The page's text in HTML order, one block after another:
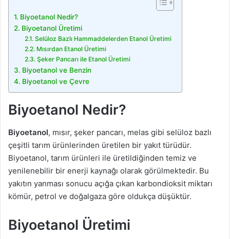
Biyoetanol Nedir?
Biyoetanol Üretimi
Selüloz Bazlı Hammaddelerden Etanol Üretimi
Mısırdan Etanol Üretimi
Şeker Pancarı ile Etanol Üretimi
Biyoetanol ve Benzin
Biyoetanol ve Çevre
Biyoetanol Nedir?
Biyoetanol, mısır, şeker pancarı, melas gibi selüloz bazlı
çeşitli tarım ürünlerinden üretilen bir yakıt türüdür.
Biyoetanol, tarım ürünleri ile üretildiğinden temiz ve
yenilenebilir bir enerji kaynağı olarak görülmektedir. Bu
yakıtın yanması sonucu açığa çıkan karbondioksit miktarı
kömür, petrol ve doğalgaza göre oldukça düşüktür.
Biyoetanol Üretimi